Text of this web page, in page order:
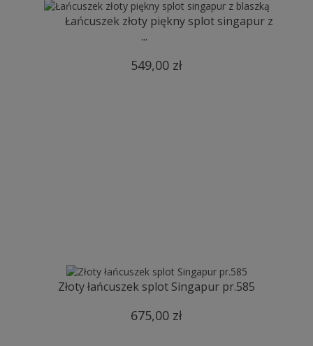
Łańcuszek złoty piękny splot singapur z
...
549,00 zł
Złoty łańcuszek splot Singapur pr.585
675,00 zł